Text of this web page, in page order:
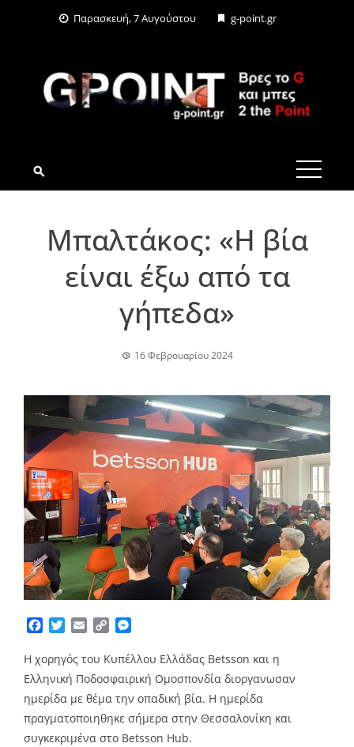
Παρασκευή, 7 Αυγούστου g-point.gr
G-POINT.GR
Μπαλτάκος: «Η βία
είναι έξω από τα
γήπεδα»
16 Φεβρουαρίου 2024
Facebook
TwitterEmailCopy
Η χορηγός του Κυπέλλου Ελλάδας Betsson και η
Ελληνική Ποδοσφαιρική Ομοσπονδία διοργανωσαν
ημερίδα με θέμα την οπαδική βία. Η ημερίδα
πραγματοποιηθηκε σήμερα στην Θεσσαλονίκη και
συγκεκριμένα στο Betsson Hub.